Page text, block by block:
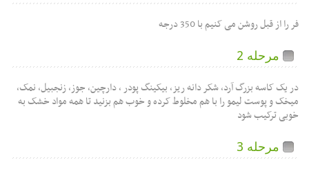
فر را از قبل روشن می کنیم با 350 درجه
مرحله 2
در یک کاسه بزرگ آرد، شکر دانه ریز، بیکینگ پودر ، دارچین، جوز، زنجبیل، نمک،
میخک و پوست لیمو را با هم مخلوط کرده و خوب هم بزنید تا همه مواد خشک به
خوبی ترکیب شود
مرحله 3